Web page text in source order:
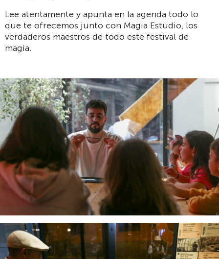
Lee atentamente y apunta en la agenda todo lo
que te ofrecemos junto con Magia Estudio, los
verdaderos maestros de todo este festival de
magia.